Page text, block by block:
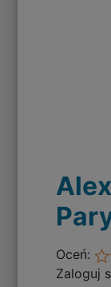
Oceń:
Zaloguj